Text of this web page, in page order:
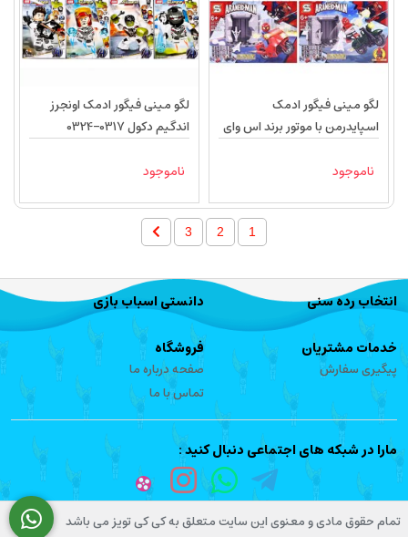
لگو مینی فیگور ادمک
اسپایدرمن با موتور برند اس وای
ناموجود
لگو مینی فیگور ادمک اونجرز
اندگیم دکول 0317-0324
ناموجود
1
2
3
انتخاب رده سنی دانستی اسباب بازی
خدمات مشتریان
پیگیری سفارش
فروشگاه
صفحه درباره ما
تماس با ما
مارا در شبکه های اجتماعی دنبال کنید :
تمام حقوق مادی و معنوی این سایت متعلق به کی کی تویز می باشد